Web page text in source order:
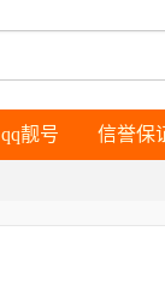
qq靓号
qq靓号
信誉保
信誉保